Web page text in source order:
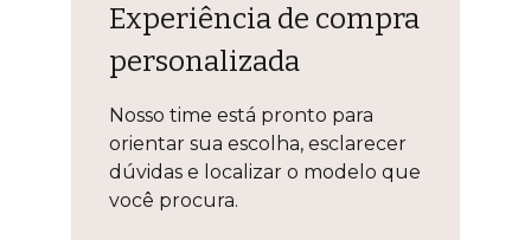
Experiência de compra
personalizada
Nosso time está pronto para
orientar sua escolha, esclarecer
dúvidas e localizar o modelo que
você procura.